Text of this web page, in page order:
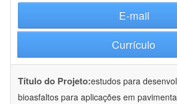
E-mail
Currículo
Título do Projeto:estudos para
bioasfaltos para aplicações em